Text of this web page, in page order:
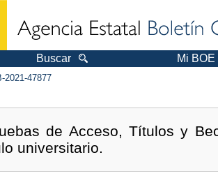
Buscar Mi BOE
2021-47877
de Acceso, Títulos y
universitario.